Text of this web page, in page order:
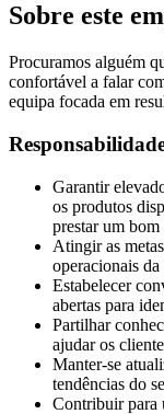
Sobre este
Procuramos alguém
confortável a falar
equipa focada em
Garantir
os produtos
prestar um
Atingir as
operacionais da
Estabelecer
abertas para
Partilhar
ajudar os
Manter-se
tendências do
Contribuir para